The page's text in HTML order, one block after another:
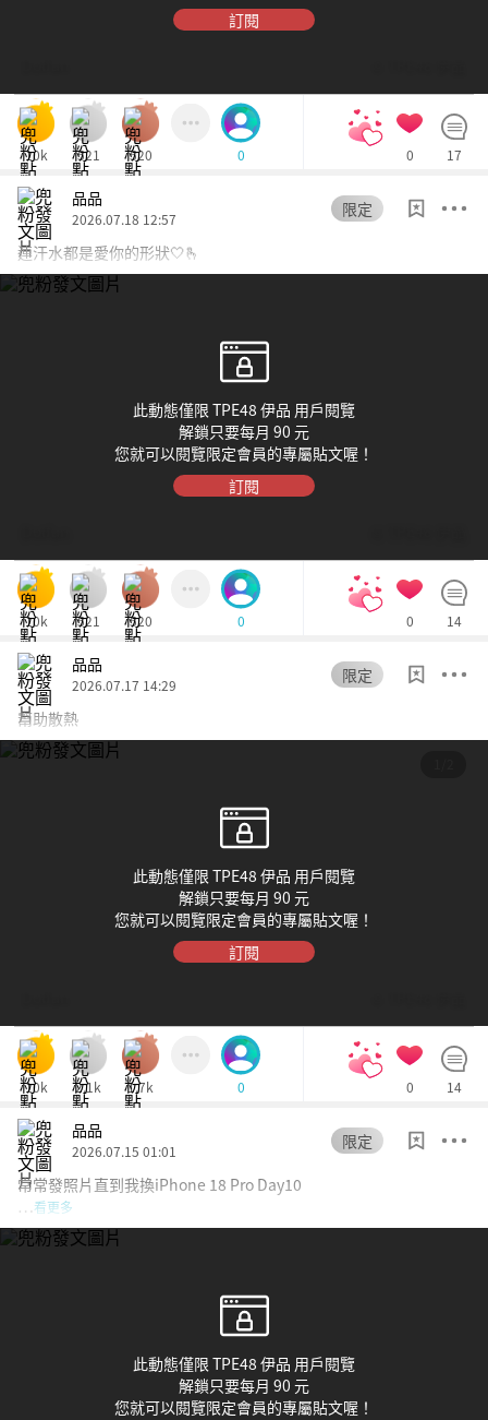
訂閱
10k 521 520 0 0 17
品品
2026.07.18 12:57
限定
連汗水都是愛你的形狀🤍🫰
此動態僅限 TPE48 伊品 用戶閱覽
解鎖只要每月 90 元
您就可以閱覽限定會員的專屬貼文喔！
訂閱
10k 521 520 0 0 14
品品
2026.07.17 14:29
限定
幫助散熱
此動態僅限 TPE48 伊品 用戶閱覽
解鎖只要每月 90 元
您就可以閱覽限定會員的專屬貼文喔！
訂閱
10k 2.1k 1.7k 0 0 14
品品
2026.07.15 01:01
限定
常常發照片直到我換iPhone 18 Pro Day10
…看更多
此動態僅限 TPE48 伊品 用戶閱覽
解鎖只要每月 90 元
您就可以閱覽限定會員的專屬貼文喔！